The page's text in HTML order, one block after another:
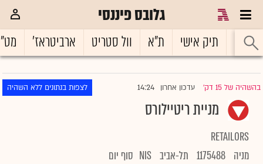
גלובס פיננסי
ראשי תיק אישי ת"א וול סטריט ארביטראז'
בהשהיה של 15 דק' |עדכון אחרון 14:24 לצפות בנתונים ללא השהיה
מניית ריטיילורס
RETAILORS
מניה 1175488 תל-אביב NIS סוף יום